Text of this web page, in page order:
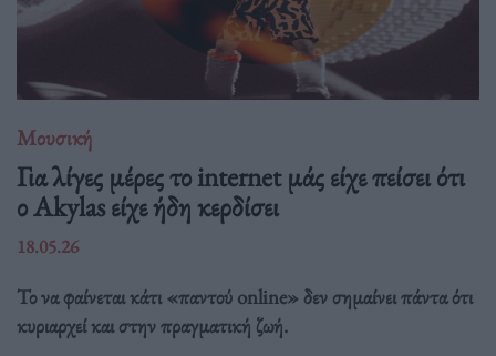
Μουσική
Για λίγες μέρες το internet μάς είχε πείσει ότι
ο Akylas είχε ήδη κερδίσει
18.05.26
Το να φαίνεται κάτι «παντού online» δεν σημαίνει πάντα ότι
κυριαρχεί και στην πραγματική ζωή.